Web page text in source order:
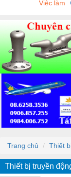
Việc làm
Trang chủ Thiết
Thiết bị truyền